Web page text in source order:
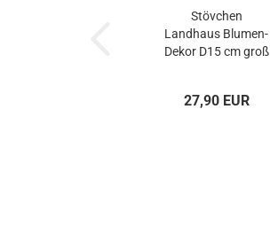
Stövchen
Landhaus Blumen-
Dekor D15 cm groß
27,90 EUR